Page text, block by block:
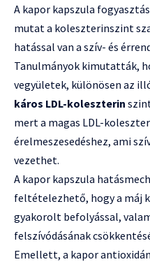
A kapor kapszula
mutat a koleszterinszint
hatással van a szív- és
Tanulmányok kimutatták,
vegyületek, különösen az
káros LDL-koleszterin
mert a magas LDL-
érelmeszesedéshez, ami
vezethet.
A kapor kapszula
feltételezhető, hogy a máj
gyakorolt befolyással,
felszívódásának
Emellett, a kapor